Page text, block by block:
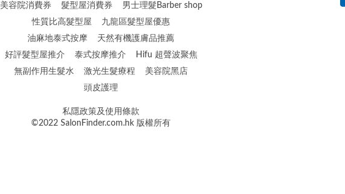
美容院消費券
髮型屋消費券
男士理髮Barber shop
性質比高髮型屋
九龍區髮型屋優惠
油麻地泰式按摩
天然有機護膚品推薦
好評髮型屋推介
泰式按摩推介
Hifu 超聲波聚焦
無副作用生髮水
激光生髮療程
美容院黑店
頭皮護理
私隱政策及使用條款
©2022 SalonFinder.com.hk 版權所有